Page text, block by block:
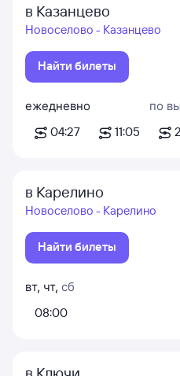
в Казанцево
Новоселово - Казанцево
Найти билеты
ежедневно
04:27
11:05
по
в Карелино
Новоселово - Карелино
Найти билеты
вт, чт, сб
08:00